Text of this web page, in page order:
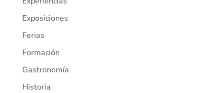
Exposiciones
Ferias
Formación
Gastronomía
Historia